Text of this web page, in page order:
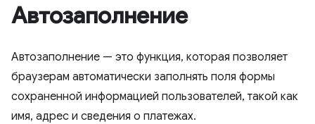
Автозаполнение
Автозаполнение — это функция, которая позволяет
браузерам автоматически заполнять поля формы
сохраненной информацией пользователей, такой как
имя, адрес и сведения о платежах.